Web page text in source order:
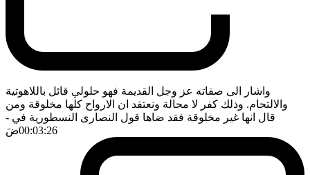
واشار الى صفاته عز وجل القديمة فهو حلولي قائل باللاهوتية
والالتحام. وذلك كفر لا محالة ونعتقد ان الارواح كلها مخلوقة ومن
قال انها غير مخلوقة فقد ضاها قول النصارى النسطورية في -
00:03:26ضَ